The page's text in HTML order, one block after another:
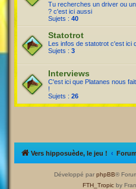
Tu recherches un driver ou
? c'est ici aussi
Sujets : 40
Statotrot
Les infos de statotrot c'est ici
Sujets : 3
Interviews
C'est ici que Platanes nous
!
Sujets : 26
Vers hipposuède, le jeu !
Développé par phpBB®
FTH_Tropic by